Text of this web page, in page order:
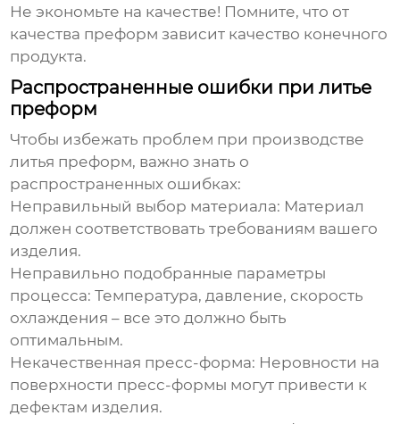
Не экономьте на качестве! Помните, что от
качества преформ зависит качество конечного
продукта.
Распространенные ошибки при литье
преформ
Чтобы избежать проблем при производстве
литья преформ, важно знать о
распространенных ошибках:
Неправильный выбор материала: Материал
должен соответствовать требованиям вашего
изделия.
Неправильно подобранные параметры
процесса: Температура, давление, скорость
охлаждения – все это должно быть
оптимальным.
Некачественная пресс-форма: Неровности на
поверхности пресс-формы могут привести к
дефектам изделия.